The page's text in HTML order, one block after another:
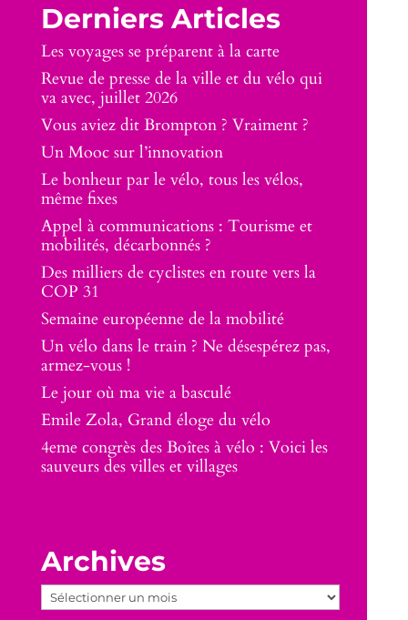
Derniers Articles
Les voyages se préparent à la carte
Revue de presse de la ville et du vélo qui
va avec, juillet 2026
Vous aviez dit Brompton ? Vraiment ?
Un Mooc sur l’innovation
Le bonheur par le vélo, tous les vélos,
même fixes
Appel à communications : Tourisme et
mobilités, décarbonnés ?
Des milliers de cyclistes en route vers la
COP 31
Semaine européenne de la mobilité
Un vélo dans le train ? Ne désespérez pas,
armez-vous !
Le jour où ma vie a basculé
Emile Zola, Grand éloge du vélo
4eme congrès des Boîtes à vélo : Voici les
sauveurs des villes et villages
Archives
Archives